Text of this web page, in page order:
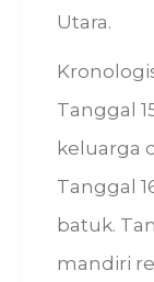
Utara.
Tanggal
keluarga
Tanggal
batuk.
mandiri